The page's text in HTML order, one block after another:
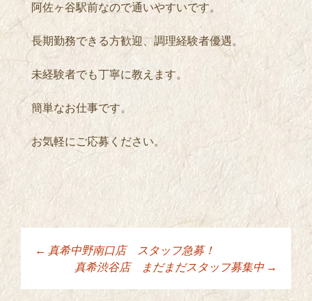
阿佐ヶ谷駅前なので通いやすいです。
長期勤務できる方歓迎、調理経験者優遇。
未経験者でも丁寧に教えます。
簡単なお仕事です。
お気軽にご応募ください。
投稿ナビゲーショ
← 真希中野南口店 スタッフ急募！
真希渋谷店 まだまだスタッフ募集中 →